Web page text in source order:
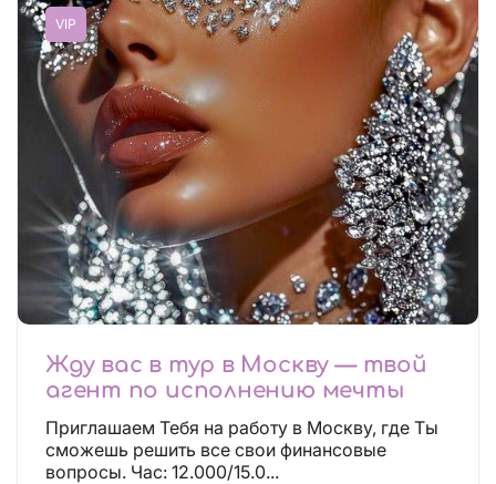
VIP
Жду вас в тур в Москву — твой
агент по исполнению мечты
Приглашаем Тебя на работу в Москву, где Ты
сможешь решить все свои финансовые
вопросы. Час: 12.000/15.0...